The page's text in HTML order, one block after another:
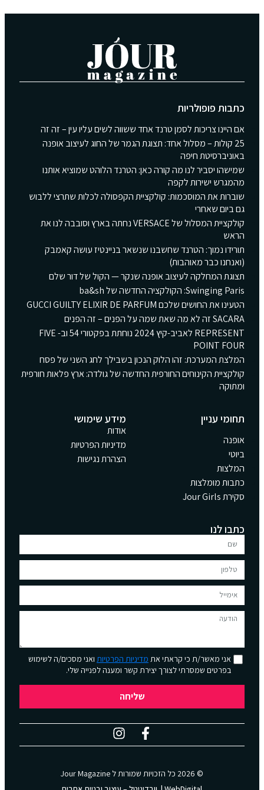
כתבות פופולריות
אם היינו צריכות לסמן טרנד אחד ששווה לשים עליו עין – זה זה
25 קולות – מסלול אחד: תצוגת הגמר של החוג לעיצוב אופנה
באוניברסיטת חיפה
שמישהו יסביר לנו מה קורה כאן: הטרנד הלוהט שמוציא אותנו
מהמגרש ישירות לקפה
שוברות את המוסכמות: קולקציית הקפסולה לכלות שתרצי ללבוש
גם ביום שאחרי
קולקציית המסלול של VERSACE נחתה בארץ וסובבה לנו את
הראש
תורידו נמוך: הטרנד שחשבנו שנשאר בניינטיז עושה קאמבק
(ואנחנו כבר מאוהבות)
תצוגת המחלקה לעיצוב אופנה שנקר — הקול של דור שלם
Swinging Paris: הקולקציה החדשה של ba&sh
הטעינו את החושים שלכם GUCCI GUILTY ELIXIR DE PARFUM
SACARA זה לא מה שאת שמה על הפנים – זה הפנים
REPRESENT לאביב-קיץ 2024 נוחתת בפקטורי 54 וב- FIVE
POINT FOUR
המלצת המערכת: זהו הלוק הנכון בשבילך לחג השני של פסח
קולקציית הקינוחים החורפית החדשה של גולדה: ארץ פלאות חורפית
ומתוקה
תחומי עניין
אופנה
ביוטי
המלצות
כתבות מומלצות
סקירת Jour Girls
מידע שימושי
אודות
מדיניות הפרטיות
הצהרת נגישות
כתבו לנו
אני מאשר/ת כי קראתי אתמדיניות הפרטיותואני מסכים/ה לשימוש
בפרטים שמסרתי לצורך יצירת קשר ומענה לפנייה שלי.
שליחה
Jour Magazine